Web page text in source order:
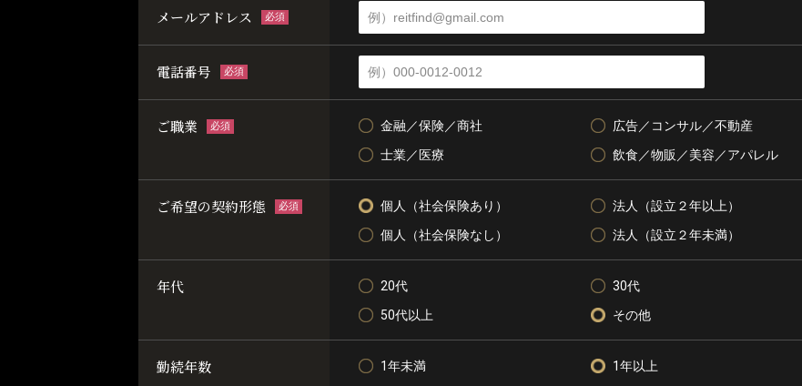
メールアドレス 必須
電話番号 必須
ご職業 必須 金融／保険／商社 広告／コンサル／不動産
士業／医療
飲食／物販／美容／アパレル
ご希望の契約形態 必須 個人（社会保険あり） 法人（設立２年以上）
個人（社会保険なし）
法人（設立２年未満）
年代 20代 30代
50代以上
その他
勤続年数 1年未満 1年以上